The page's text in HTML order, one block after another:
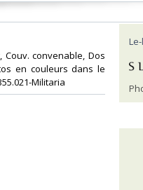
Couv. convenable, Dos
en couleurs dans le
Militaria‎